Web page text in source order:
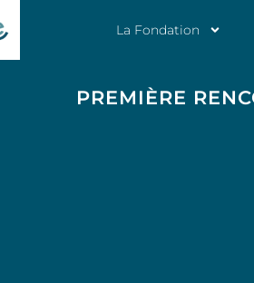
La Fondation
PREMIÈRE